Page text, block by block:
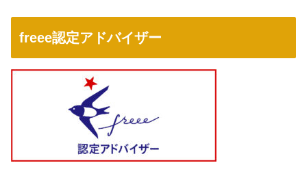
freee認定アドバイザー